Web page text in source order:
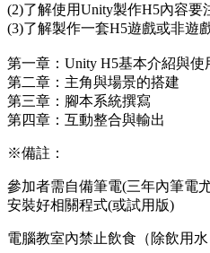
(2)了解使用Unity製作H5內容要
(3)了解製作一套H5遊戲或非遊
第一章：Unity H5基本介紹與使
第二章：主角與場景的搭建
第三章：腳本系統撰寫
第四章：互動整合與輸出
※備註：
參加者需自備筆電(三年內筆電
安裝好相關程式(或試用版)
電腦教室內禁止飲食（除飲用水